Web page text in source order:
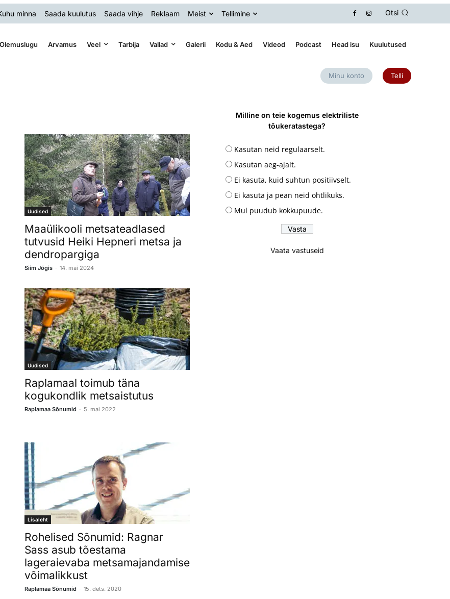
minna Saada kuulutus Saada vihje Reklaam Meist Tellimine Otsi
Olemuslugu Arvamus Veel Tarbija Vallad Galerii Kodu & Aed Videod Podcast Head isu Kuulutused
Minu konto Telli
Uudised
Maaülikooli metsateadlased
tutvusid Heiki Hepneri metsa ja
dendropargiga
Siim Jõgis - 14. mai 2024
Uudised
Raplamaal toimub täna
kogukondlik metsaistutus
Raplamaa Sõnumid - 5. mai 2022
Lisaleht
Rohelised Sõnumid: Ragnar
Sass asub tõestama
lageraievaba metsamajandamise
võimalikkust
Raplamaa Sõnumid - 15. dets. 2020
Milline on teie kogemus elektriliste
tõukeratastega?
Kasutan neid regulaarselt.
Kasutan aeg-ajalt.
Ei kasuta, kuid suhtun positiivselt.
Ei kasuta ja pean neid ohtlikuks.
Mul puudub kokkupuude.
Vaata vastuseid